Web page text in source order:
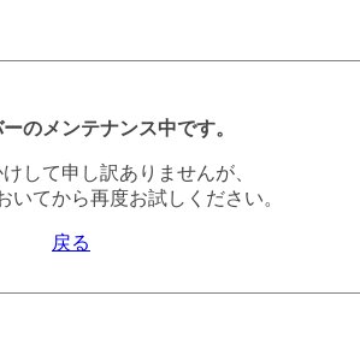
のメンテナンス中です。
して申し訳ありませんが、
いてから再度お試しください。
戻る